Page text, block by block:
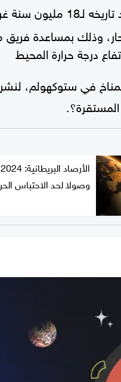
سنة غربي
لعلوم البحار، وذلك بمساعدة
درجة حرارة المحيط
في ستوكهولم،
وصولا لحد الاحتباس